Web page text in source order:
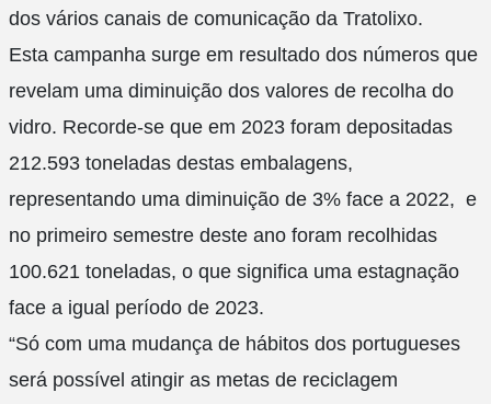
dos vários canais de comunicação da Tratolixo.
Esta campanha surge em resultado dos números que
revelam uma diminuição dos valores de recolha do
vidro. Recorde-se que em 2023 foram depositadas
212.593 toneladas destas embalagens,
representando uma diminuição de 3% face a 2022, e
no primeiro semestre deste ano foram recolhidas
100.621 toneladas, o que significa uma estagnação
face a igual período de 2023.
“Só com uma mudança de hábitos dos portugueses
será possível atingir as metas de reciclagem